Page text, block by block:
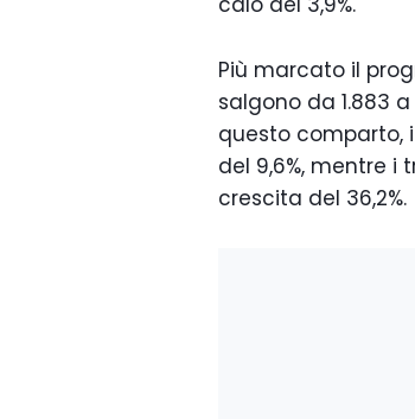
Più marcato il
salgono da 1.883 a
questo comparto,
del 9,6%, mentre i
crescita del 36,2%.